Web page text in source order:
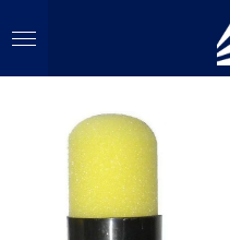
direct
naar
hoofdinhoud